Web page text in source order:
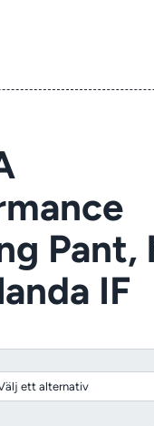
Pant,
IF